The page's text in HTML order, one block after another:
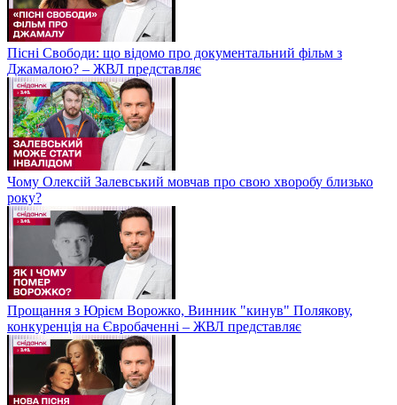
Пісні Свободи: що відомо про документальний фільм з
Джамалою? – ЖВЛ представляє
Чому Олексій Залевський мовчав про свою хворобу близько
року?
Прощання з Юрієм Ворожко, Винник "кинув" Полякову,
конкуренція на Євробаченні – ЖВЛ представляє